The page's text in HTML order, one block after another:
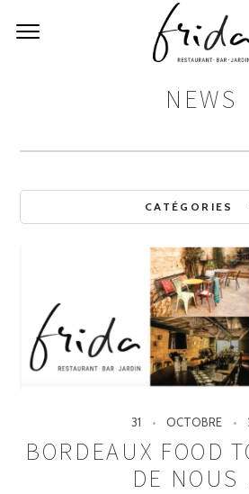
NEWS
CATÉGORIES
31 OCTOBRE
BORDEAUX FOOD
DE